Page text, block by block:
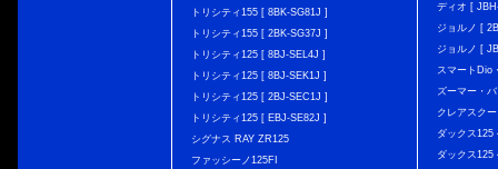
トリシティ155 [ 8BK-SG81J ]
トリシティ155 [ 2BK-SG37J ]
トリシティ125 [ 8BJ-SEL4J ]
トリシティ125 [ 8BJ-SEK1J ]
トリシティ125 [ 2BJ-SEC1J ]
トリシティ125 [ EBJ-SE82J ]
シグナス RAY ZR125
ファッシーノ125FI
ディオ [
ジョルノ [
ジョルノ [
スマートDio
ズーマー・
クレアスク
ダックス
ダックス